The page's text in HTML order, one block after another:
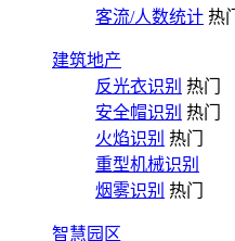
客流/人数统计 热门
建筑地产
反光衣识别 热门
安全帽识别 热门
火焰识别 热门
重型机械识别
烟雾识别 热门
智慧园区